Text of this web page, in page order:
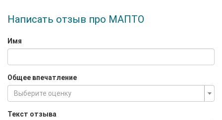
Написать отзыв про МАПТО
Имя
Общее впечатление
Выберите оценку
Текст отзыва